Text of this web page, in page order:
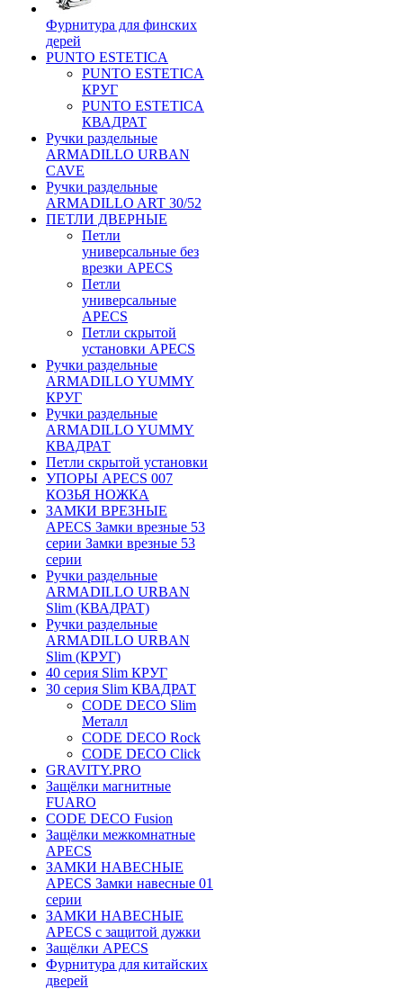
Фурнитура для финских
дерей
PUNTO ESTETICA
PUNTO ESTETICA
КРУГ
PUNTO ESTETICA
КВАДРАТ
Ручки раздельные
ARMADILLO URBAN
CAVE
Ручки раздельные
ARMADILLO ART 30/52
ПЕТЛИ ДВЕРНЫЕ
Петли
универсальные без
врезки APECS
Петли
универсальные
APECS
Петли скрытой
установки APECS
Ручки раздельные
ARMADILLO YUMMY
КРУГ
Ручки раздельные
ARMADILLO YUMMY
КВАДРАТ
Петли скрытой установки
УПОРЫ APECS 007
КОЗЬЯ НОЖКА
ЗАМКИ ВРЕЗНЫЕ
APECS Замки врезные 53
серии Замки врезные 53
серии
Ручки раздельные
ARMADILLO URBAN
Slim (КВАДРАТ)
Ручки раздельные
ARMADILLO URBAN
Slim (КРУГ)
40 серия Slim КРУГ
30 серия Slim КВАДРАТ
CODE DECO Slim
Металл
CODE DECO Rock
CODE DECO Click
GRAVITY.PRO
Защёлки магнитные
FUARO
CODE DECO Fusion
Защёлки межкомнатные
APECS
ЗАМКИ НАВЕСНЫЕ
APECS Замки навесные 01
серии
ЗАМКИ НАВЕСНЫЕ
APECS с защитой дужки
Защёлки APECS
Фурнитура для китайских
дверей